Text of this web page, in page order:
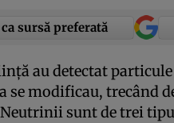
sursă preferată
au detectat
se modificau, trecând
sunt de trei